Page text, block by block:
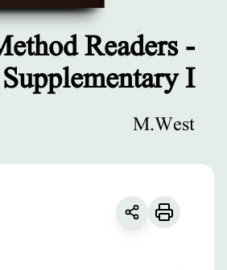
I
Readers -
Supplementary I
M.West